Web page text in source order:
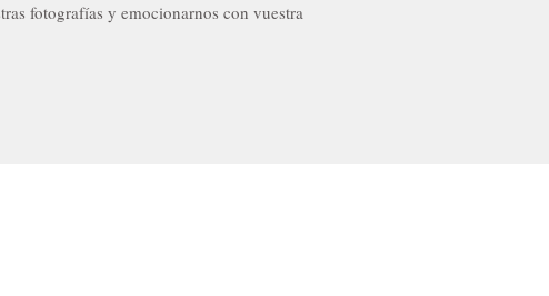
fotografías y emocionarnos con vuestra